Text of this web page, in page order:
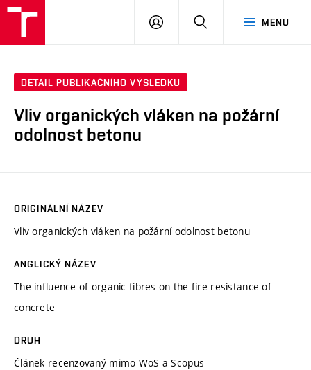
MENU
PŘIHLÁSIT
DETAIL PUBLIKAČNÍHO VÝSLEDKU
Vliv organických vláken na požární
odolnost betonu
ORIGINÁLNÍ NÁZEV
Vliv organických vláken na požární odolnost betonu
ANGLICKÝ NÁZEV
The influence of organic fibres on the fire resistance of
concrete
DRUH
Článek recenzovaný mimo WoS a Scopus